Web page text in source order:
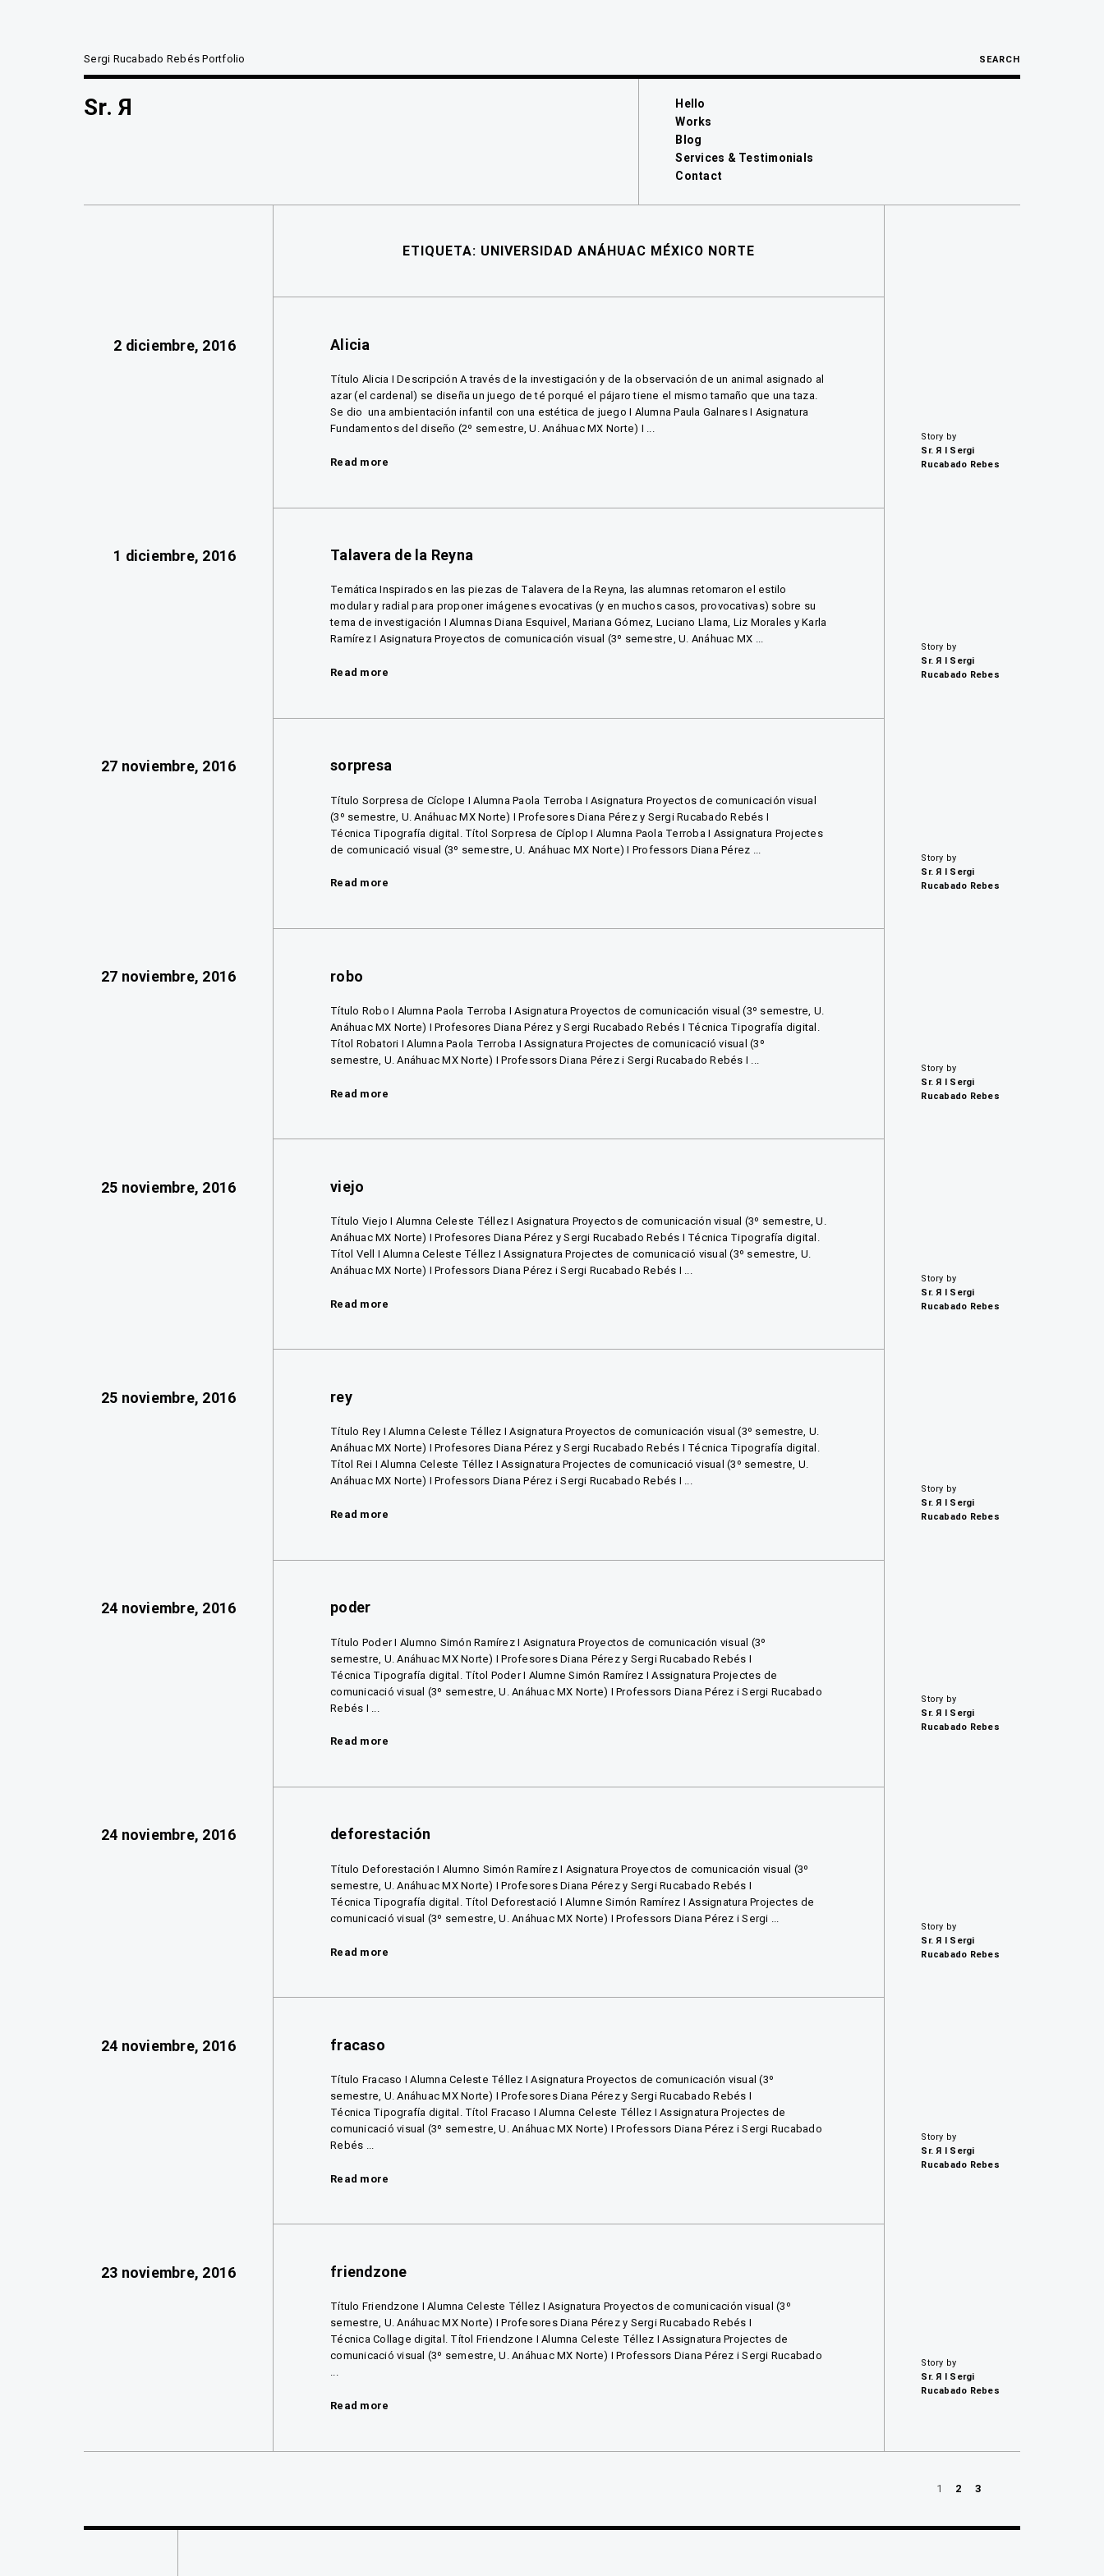
Sergi Rucabado Rebés Portfolio SEARCH
Sr. Я
Hello
Works
Blog
Services & Testimonials
Contact
ETIQUETA: UNIVERSIDAD ANÁHUAC MÉXICO NORTE
2 diciembre, 2016 Alicia
Título Alicia I Descripción A través de la investigación y de la observación de un animal asignado al
azar (el cardenal) se diseña un juego de té porqué el pájaro tiene el mismo tamaño que una taza.
Se dio una ambientación infantil con una estética de juego I Alumna Paula Galnares I Asignatura
Fundamentos del diseño (2º semestre, U. Anáhuac MX Norte) I ...
Read more
Story by
Sr. Я I Sergi
Rucabado Rebes
1 diciembre, 2016 Talavera de la Reyna
Temática Inspirados en las piezas de Talavera de la Reyna, las alumnas retomaron el estilo
modular y radial para proponer imágenes evocativas (y en muchos casos, provocativas) sobre su
tema de investigación I Alumnas Diana Esquivel, Mariana Gómez, Luciano Llama, Liz Morales y Karla
Ramírez I Asignatura Proyectos de comunicación visual (3º semestre, U. Anáhuac MX ...
Read more
Story by
Sr. Я I Sergi
Rucabado Rebes
27 noviembre, 2016 sorpresa
Título Sorpresa de Cíclope I Alumna Paola Terroba I Asignatura Proyectos de comunicación visual
(3º semestre, U. Anáhuac MX Norte) I Profesores Diana Pérez y Sergi Rucabado Rebés I
Técnica Tipografía digital. Títol Sorpresa de Cíplop I Alumna Paola Terroba I Assignatura Projectes
de comunicació visual (3º semestre, U. Anáhuac MX Norte) I Professors Diana Pérez ...
Read more
Story by
Sr. Я I Sergi
Rucabado Rebes
27 noviembre, 2016 robo
Título Robo I Alumna Paola Terroba I Asignatura Proyectos de comunicación visual (3º semestre, U.
Anáhuac MX Norte) I Profesores Diana Pérez y Sergi Rucabado Rebés I Técnica Tipografía digital.
Títol Robatori I Alumna Paola Terroba I Assignatura Projectes de comunicació visual (3º
semestre, U. Anáhuac MX Norte) I Professors Diana Pérez i Sergi Rucabado Rebés I ...
Read more
Story by
Sr. Я I Sergi
Rucabado Rebes
25 noviembre, 2016 viejo
Título Viejo I Alumna Celeste Téllez I Asignatura Proyectos de comunicación visual (3º semestre, U.
Anáhuac MX Norte) I Profesores Diana Pérez y Sergi Rucabado Rebés I Técnica Tipografía digital.
Títol Vell I Alumna Celeste Téllez I Assignatura Projectes de comunicació visual (3º semestre, U.
Anáhuac MX Norte) I Professors Diana Pérez i Sergi Rucabado Rebés I ...
Read more
Story by
Sr. Я I Sergi
Rucabado Rebes
25 noviembre, 2016 rey
Título Rey I Alumna Celeste Téllez I Asignatura Proyectos de comunicación visual (3º semestre, U.
Anáhuac MX Norte) I Profesores Diana Pérez y Sergi Rucabado Rebés I Técnica Tipografía digital.
Títol Rei I Alumna Celeste Téllez I Assignatura Projectes de comunicació visual (3º semestre, U.
Anáhuac MX Norte) I Professors Diana Pérez i Sergi Rucabado Rebés I ...
Read more
Story by
Sr. Я I Sergi
Rucabado Rebes
24 noviembre, 2016 poder
Título Poder I Alumno Simón Ramírez I Asignatura Proyectos de comunicación visual (3º
semestre, U. Anáhuac MX Norte) I Profesores Diana Pérez y Sergi Rucabado Rebés I
Técnica Tipografía digital. Títol Poder I Alumne Simón Ramírez I Assignatura Projectes de
comunicació visual (3º semestre, U. Anáhuac MX Norte) I Professors Diana Pérez i Sergi Rucabado
Rebés I ...
Read more
Story by
Sr. Я I Sergi
Rucabado Rebes
24 noviembre, 2016 deforestación
Título Deforestación I Alumno Simón Ramírez I Asignatura Proyectos de comunicación visual (3º
semestre, U. Anáhuac MX Norte) I Profesores Diana Pérez y Sergi Rucabado Rebés I
Técnica Tipografía digital. Títol Deforestació I Alumne Simón Ramírez I Assignatura Projectes de
comunicació visual (3º semestre, U. Anáhuac MX Norte) I Professors Diana Pérez i Sergi ...
Read more
Story by
Sr. Я I Sergi
Rucabado Rebes
24 noviembre, 2016 fracaso
Título Fracaso I Alumna Celeste Téllez I Asignatura Proyectos de comunicación visual (3º
semestre, U. Anáhuac MX Norte) I Profesores Diana Pérez y Sergi Rucabado Rebés I
Técnica Tipografía digital. Títol Fracaso I Alumna Celeste Téllez I Assignatura Projectes de
comunicació visual (3º semestre, U. Anáhuac MX Norte) I Professors Diana Pérez i Sergi Rucabado
Rebés ...
Read more
Story by
Sr. Я I Sergi
Rucabado Rebes
23 noviembre, 2016 friendzone
Título Friendzone I Alumna Celeste Téllez I Asignatura Proyectos de comunicación visual (3º
semestre, U. Anáhuac MX Norte) I Profesores Diana Pérez y Sergi Rucabado Rebés I
Técnica Collage digital. Títol Friendzone I Alumna Celeste Téllez I Assignatura Projectes de
comunicació visual (3º semestre, U. Anáhuac MX Norte) I Professors Diana Pérez i Sergi Rucabado
...
Read more
Story by
Sr. Я I Sergi
Rucabado Rebes
entradas
1 2 3